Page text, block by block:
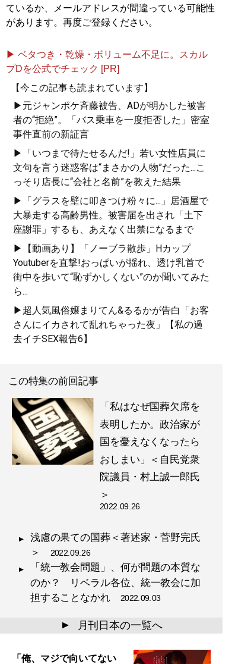
ているか、メールアドレスが間違っている可能性
があります。再度ご登録ください。
▶ ベタつき・乾燥・ボリューム不足に。スカル
プDを公式でチェック [PR]
【今この記事も読まれています】
▶元ジャンポケ斉藤被告、ADが明かした被害
者の“拒絶”。「バス乗車を一度拒否した」密室
事件直前の新証言
▶「いつまで待たせるんだ!」若い女性店員に
文句を言う迷惑客は“まさかの人物”だった...こ
っそり店長に“会社と名前”を教えた結果
▶「グラスを壁に叩きつけ粉々に...」居酒屋で
大暴走する高齢男性。被害届を出され「土下
座謝罪」するも、あえなく出禁になるまで
▶【動画あり】「ノーブラ散歩」Hカップ
Youtuberを直撃!おっぱいが揺れ、透け乳首で
街中を歩いて“恥ずかしくない”のか聞いてみた
ら...
▶超人気風俗嬢まりてん&るるかが告白「お客
さんにイカされて乱れちゃった夜」【私の過
去イチSEX報告6】
この特集の前回記事
「私はなぜ国葬欠席を
表明したか。政治家が
国を憂えなくなったら
おしまい」＜自民党衆
院議員・村上誠一郎氏
＞
2022.09.26
浅慮の果ての国葬＜著述家・菅野完氏
＞ 2022.09.26
「統一教会問題」、何が問題の本質な
のか？ リベラル各位、統一教会に加
担することなかれ 2022.09.03
▲ 月刊日本の一覧へ
「俺、マジで向いてない